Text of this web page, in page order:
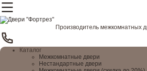
Производитель межкомнатных
Каталог
Межкомнатные двери
Нестандартные двери